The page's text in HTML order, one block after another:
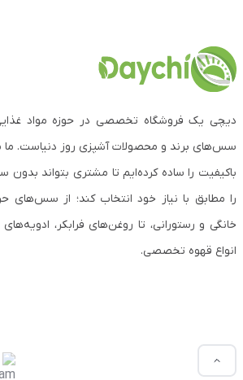
دیچی یک فروشگاه تخصصی در حوزه مواد غذایی
سس‌های برند و محصولات آشپزی روز دنیاست. ما
باکیفیت را ساده کرده‌ایم تا مشتری بتواند
را مطابق با نیاز خود انتخاب کند؛ از
خانگی و رستورانی، تا روغن‌های فرابکر،
انواع قهوه تخصصی.